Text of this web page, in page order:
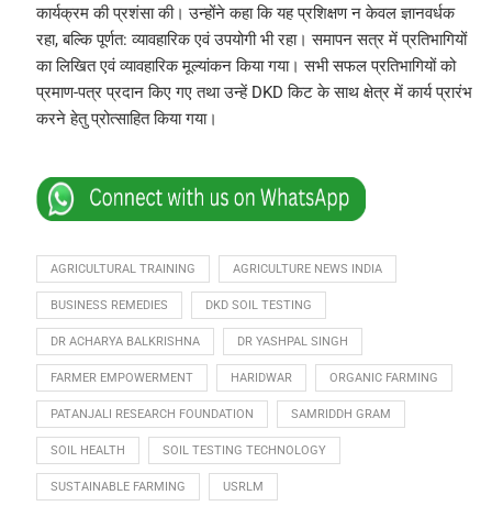
कार्यक्रम की प्रशंसा की। उन्होंने कहा कि यह प्रशिक्षण न केवल ज्ञानवर्धक
रहा, बल्कि पूर्णत: व्यावहारिक एवं उपयोगी भी रहा। समापन सत्र में प्रतिभागियों
का लिखित एवं व्यावहारिक मूल्यांकन किया गया। सभी सफल प्रतिभागियों को
प्रमाण-पत्र प्रदान किए गए तथा उन्हें DKD किट के साथ क्षेत्र में कार्य प्रारंभ
करने हेतु प्रोत्साहित किया गया।
AGRICULTURAL TRAINING AGRICULTURE NEWS INDIA
BUSINESS REMEDIES DKD SOIL TESTING
DR ACHARYA BALKRISHNA DR YASHPAL SINGH
FARMER EMPOWERMENT HARIDWAR ORGANIC FARMING
PATANJALI RESEARCH FOUNDATION SAMRIDDH GRAM
SOIL HEALTH SOIL TESTING TECHNOLOGY
SUSTAINABLE FARMING USRLM